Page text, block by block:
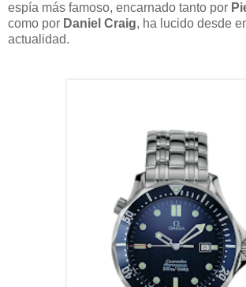
espía más famoso, encarnado tanto por
como por Daniel Craig, ha lucido desde
actualidad.